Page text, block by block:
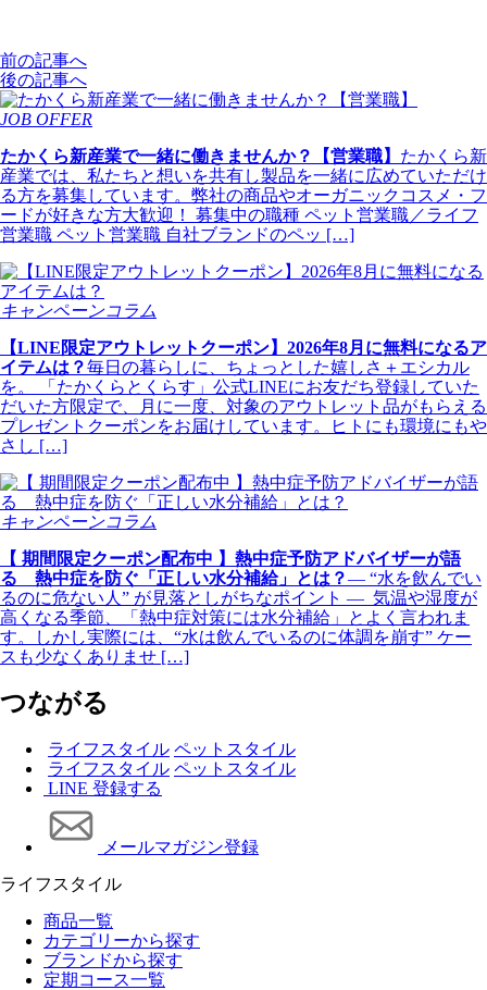
前の記事へ
後の記事へ
JOB OFFER
たかくら新産業で一緒に働きませんか？【営業職】 たかくら新
産業では、私たちと想いを共有し製品を一緒に広めていただけ
る方を募集しています。弊社の商品やオーガニックコスメ・フ
ードが好きな方大歓迎！ 募集中の職種 ペット営業職／ライフ
営業職 ペット営業職 自社ブランドのペッ […]
キャンペーンコラム
【LINE限定アウトレットクーポン】2026年8月に無料になるア
イテムは？毎日の暮らしに、ちょっとした嬉しさ＋エシカル
を。 「たかくらとくらす」公式LINEにお友だち登録していた
だいた方限定で、月に一度、対象のアウトレット品がもらえる
プレゼントクーポンをお届けしています。ヒトにも環境にもや
さし […]
キャンペーンコラム
【 期間限定クーポン配布中 】熱中症予防アドバイザーが語
る 熱中症を防ぐ「正しい水分補給」とは？― “水を飲んでい
るのに危ない人” が見落としがちなポイント ― 気温や湿度が
高くなる季節、「熱中症対策には水分補給」とよく言われま
す。しかし実際には、“水は飲んでいるのに体調を崩す” ケー
スも少なくありませ […]
つながる
ライフスタイル ペットスタイル
ライフスタイル ペットスタイル
LINE 登録する
メールマガジン登録
ライフスタイル
商品一覧
カテゴリーから探す
ブランドから探す
定期コース一覧